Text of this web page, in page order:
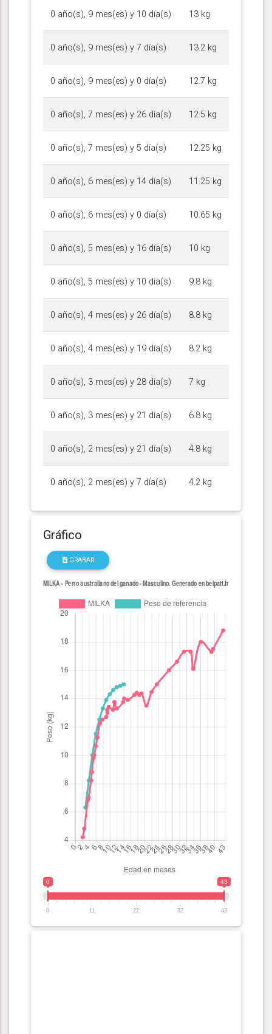
0 año(s), 9 mes(es) y 10 día(s) 13 kg
0 año(s), 9 mes(es) y 7 día(s) 13.2 kg
0 año(s), 9 mes(es) y 0 día(s) 12.7 kg
0 año(s), 7 mes(es) y 26 día(s) 12.5 kg
0 año(s), 7 mes(es) y 5 día(s) 12.25 kg
0 año(s), 6 mes(es) y 14 día(s) 11.25 kg
0 año(s), 6 mes(es) y 0 día(s) 10.65 kg
0 año(s), 5 mes(es) y 16 día(s) 10 kg
0 año(s), 5 mes(es) y 10 día(s) 9.8 kg
0 año(s), 4 mes(es) y 26 día(s) 8.8 kg
0 año(s), 4 mes(es) y 19 día(s) 8.2 kg
0 año(s), 3 mes(es) y 28 día(s) 7 kg
0 año(s), 3 mes(es) y 21 día(s) 6.8 kg
0 año(s), 2 mes(es) y 21 día(s) 4.8 kg
0 año(s), 2 mes(es) y 7 día(s) 4.2 kg
Gráfico
GRABAR
0 43
0 11 22 32 43